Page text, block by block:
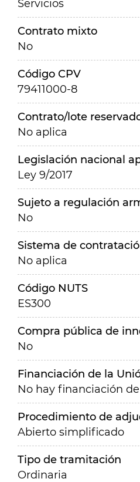
Servicios
Contrato mixto
No
Código CPV
79411000-8
Contrato/lote
No aplica
Legislación nacional
Ley 9/2017
Sujeto a regulación
No
Sistema de
No aplica
Código NUTS
ES300
Compra pública de
No
Financiación de la
No hay financiación
Procedimiento de
Abierto simplificado
Tipo de tramitación
Ordinaria